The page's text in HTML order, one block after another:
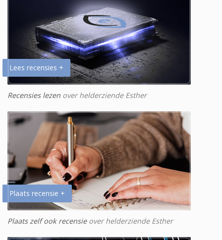
Lees recensies +
Recensies lezen over helderziende Esther
Plaats recensie +
Plaats zelf ook recensieover helderziende Esther